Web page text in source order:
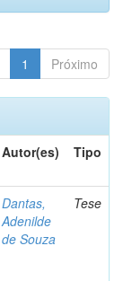
1 Próximo
Autor(es) Tipo
Dantas,
Adenilde
de Souza
Tese